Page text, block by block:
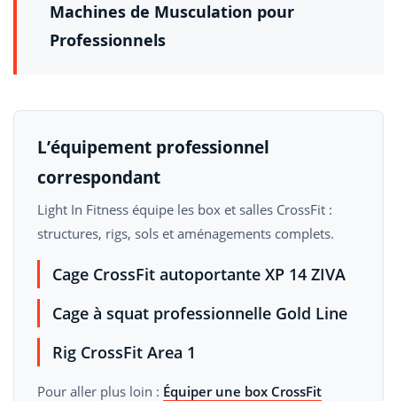
Machines de Musculation pour
Professionnels
L’équipement professionnel
correspondant
Light In Fitness équipe les box et salles CrossFit :
structures, rigs, sols et aménagements complets.
Cage CrossFit autoportante XP 14 ZIVA
Cage à squat professionnelle Gold Line
Rig CrossFit Area 1
Pour aller plus loin : Équiper une box CrossFit